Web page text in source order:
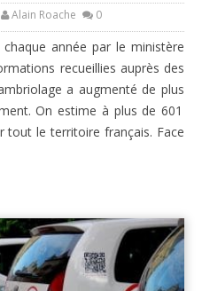
Alain Roache 0
année par le ministère
recueillies auprès des
a augmenté de plus
On estime à plus de 601
tout le territoire français. Face